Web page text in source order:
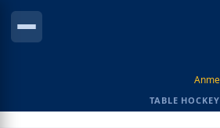
TABLE HOCKEY